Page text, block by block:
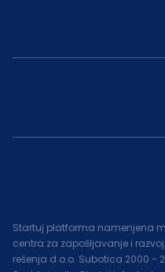
Startuj platforma namenjena
centra za zapošljavanje i
rešenja d.o.o. Subotica 2000 -